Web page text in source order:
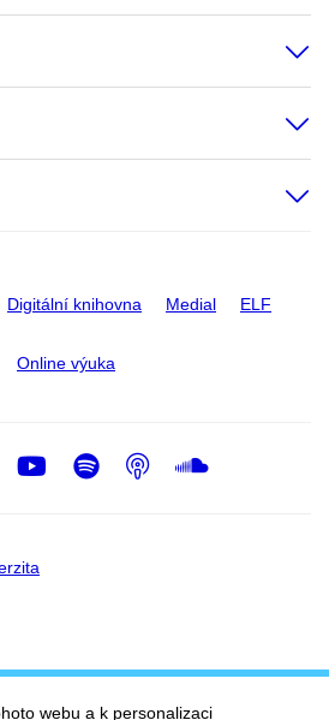
Digitální knihovna Medial ELF
Online výuka
Youtube
Spotify
Podcast
webu a k personalizaci